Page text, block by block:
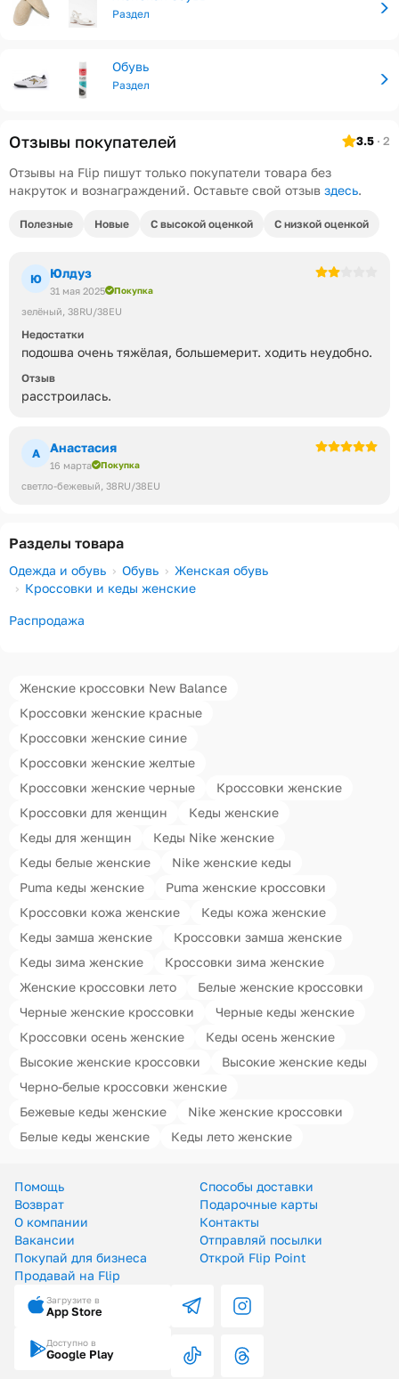
Раздел
Обувь
Раздел
Отзывы покупателей 3.5 · 2
Отзывы на Flip пишут только покупатели товара без
накруток и вознаграждений. Оставьте свой отзыв здесь.
Полезные Новые С высокой оценкой С низкой оценкой
Ю Юлдуз
31 мая 2025 Покупка
зелёный 38RU/38EU
Недостатки
подошва очень тяжёлая, большемерит. ходить неудобно.
Отзыв
расстроилась.
А Анастасия
16 марта Покупка
светло-бежевый 38RU/38EU
Разделы товара
Одежда и обувь Обувь
Женская обувь
Кроссовки и кеды женские
Распродажа
Женские кроссовки New Balance
Кроссовки женские красные
Кроссовки женские синие
Кроссовки женские желтые
Кроссовки женские черные
Кроссовки женские
Кроссовки для женщин
Кеды женские
Кеды для женщин
Кеды Nike женские
Кеды белые женские
Nike женские кеды
Puma кеды женские
Puma женские кроссовки
Кроссовки кожа женские
Кеды кожа женские
Кеды замша женские
Кроссовки замша женские
Кеды зима женские
Кроссовки зима женские
Женские кроссовки лето
Белые женские кроссовки
Черные женские кроссовки
Черные кеды женские
Кроссовки осень женские
Кеды осень женские
Высокие женские кроссовки
Высокие женские кеды
Черно-белые кроссовки женские
Бежевые кеды женские
Nike женские кроссовки
Белые кеды женские
Кеды лето женские
Помощь
Способы доставки
Возврат
Подарочные карты
О компании
Контакты
Вакансии
Отправляй посылки
Покупай для бизнеса
Открой Flip Point
Продавай на Flip
Загрузите в
App Store
Доступно в
Google Play